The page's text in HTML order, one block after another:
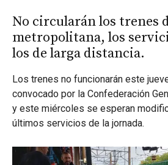
No circularán los trenes
metropolitana, los
los de larga distancia.
Los trenes no funcionarán este
convocado por la Confederación
y este miércoles se esperan
últimos servicios de la jornada.